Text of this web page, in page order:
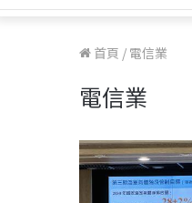
首頁 / 電信業
電信業